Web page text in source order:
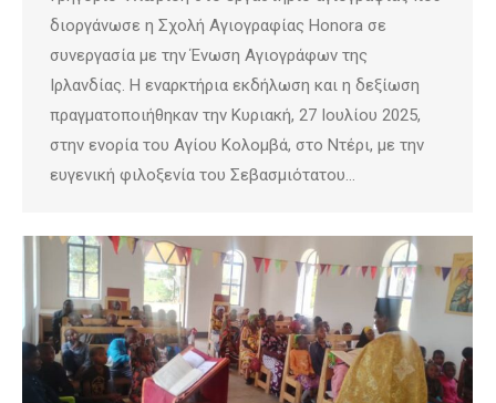
διοργάνωσε η Σχολή Αγιογραφίας Honora σε
συνεργασία με την Ένωση Αγιογράφων της
Ιρλανδίας. Η εναρκτήρια εκδήλωση και η δεξίωση
πραγματοποιήθηκαν την Κυριακή, 27 Ιουλίου 2025,
στην ενορία του Αγίου Κολομβά, στο Ντέρι, με την
ευγενική φιλοξενία του Σεβασμιότατου…